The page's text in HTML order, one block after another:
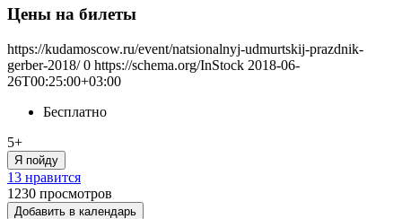
Цены на билеты
https://kudamoscow.ru/event/natsionalnyj-udmurtskij-prazdnik-
gerber-2018/ 0 https://schema.org/InStock 2018-06-
26T00:25:00+03:00
Бесплатно
5+
Я пойду
13 нравится
1230 просмотров
Добавить в календарь